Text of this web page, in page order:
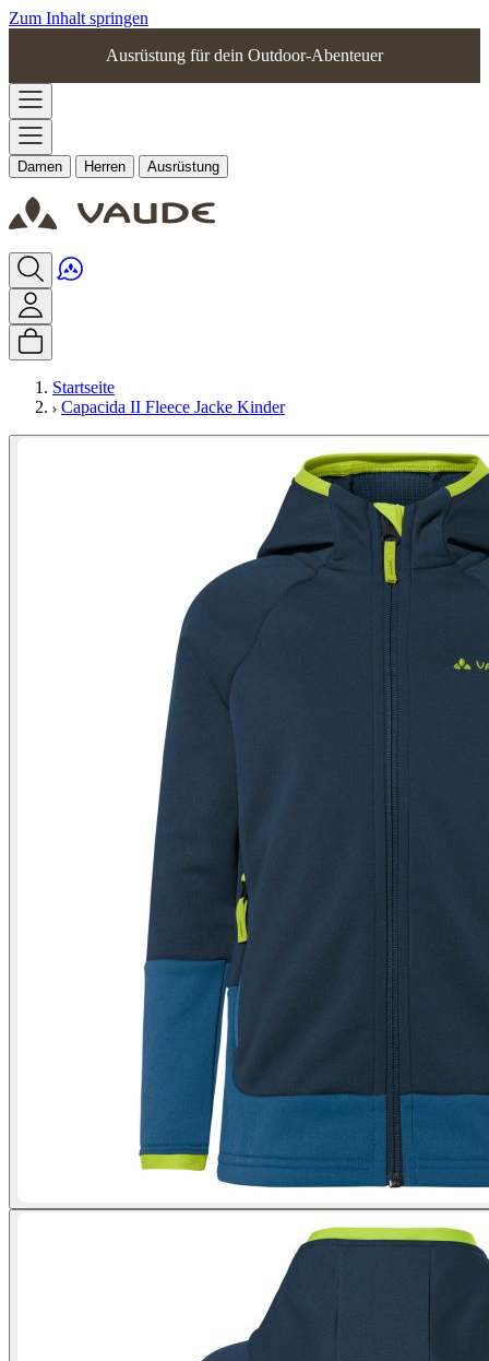
Zum Inhalt springen
Ausrüstung für dein Outdoor-Abenteuer
Damen Herren Ausrüstung
Startseite
Capacida II Fleece Jacke Kinder